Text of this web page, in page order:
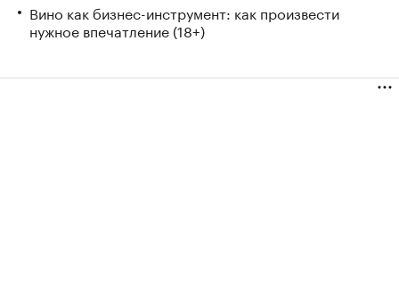
Вино как бизнес-инструмент: как произвести
нужное впечатление (18+)